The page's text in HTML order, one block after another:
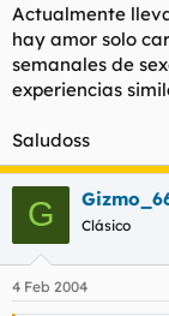
m
a
Actualmente
hay amor solo
semanales de
experiencias
Saludoss
G Clásico
4 Feb 2004